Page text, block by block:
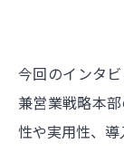
今回のインタ
兼営業戦略本
性や実用性、導